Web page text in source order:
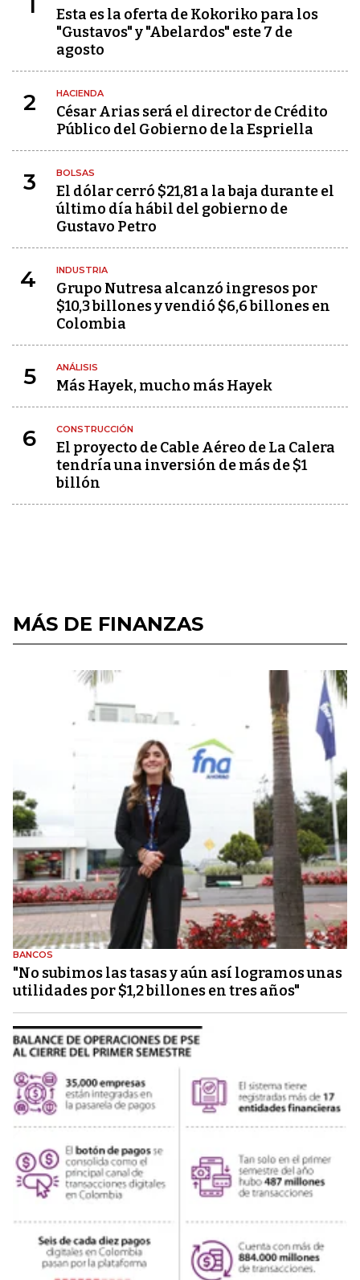
Esta es la oferta de Kokoriko para los
"Gustavos" y "Abelardos" este 7 de
agosto
2 HACIENDA
César Arias será el director de Crédito
Público del Gobierno de la Espriella
3 BOLSAS
El dólar cerró $21,81 a la baja durante el
último día hábil del gobierno de
Gustavo Petro
4 INDUSTRIA
Grupo Nutresa alcanzó ingresos por
$10,3 billones y vendió $6,6 billones en
Colombia
5 ANÁLISIS
Más Hayek, mucho más Hayek
6 CONSTRUCCIÓN
El proyecto de Cable Aéreo de La Calera
tendría una inversión de más de $1
billón
MÁS DE FINANZAS
BANCOS
"No subimos las tasas y aún así logramos unas
utilidades por $1,2 billones en tres años"